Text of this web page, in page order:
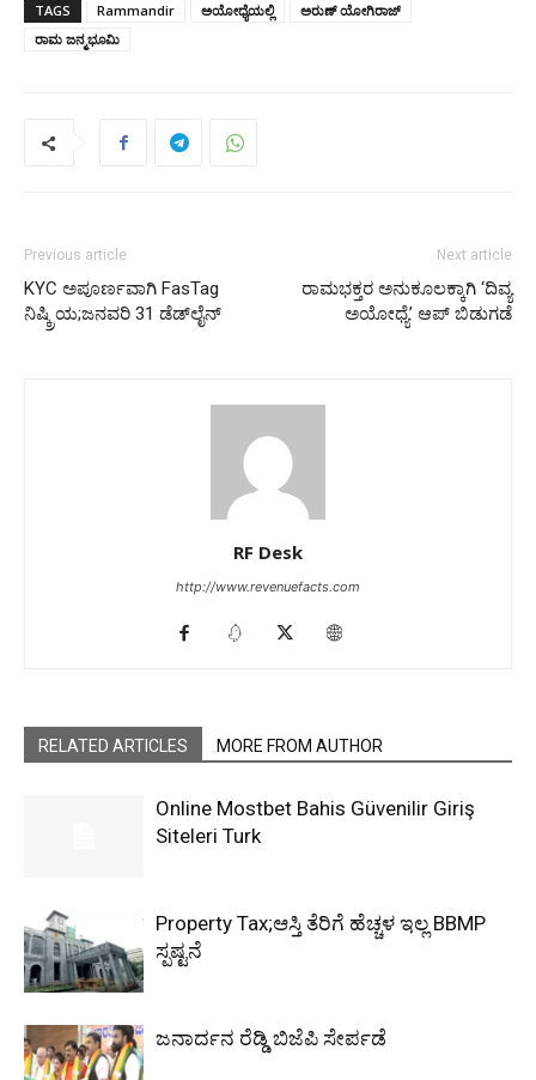
TAGS Rammandir ಅಯೋಧ್ಯೆಯಲ್ಲಿ
ಅರುಣ್‌ ಯೋಗಿರಾಜ್‌
ರಾಮ ಜನ್ಮಭೂಮಿ
Previous article
KYC ಅಪೂರ್ಣವಾಗಿ FasTag
ನಿಷ್ಕ್ರಿಯ;ಜನವರಿ 31 ಡೆಡ್‌ಲೈನ್
Next article
ರಾಮಭಕ್ತರ ಅನುಕೂಲಕ್ಕಾಗಿ ‘ದಿವ್ಯ
ಅಯೋಧ್ಯೆ’ ಆಪ್ ಬಿಡುಗಡೆ
RF Desk
http://www.revenuefacts.com
RELATED ARTICLES MORE FROM AUTHOR
Online Mostbet Bahis Güvenilir Giriş
Siteleri Turk
Property Tax;ಆಸ್ತಿ ತೆರಿಗೆ ಹೆಚ್ಚಳ ಇಲ್ಲ BBMP
ಸ್ಪಷ್ಟನೆ
ಜನಾರ್ದನ ರೆಡ್ಡಿ ಬಿಜೆಪಿ ಸೇರ್ಪಡೆ